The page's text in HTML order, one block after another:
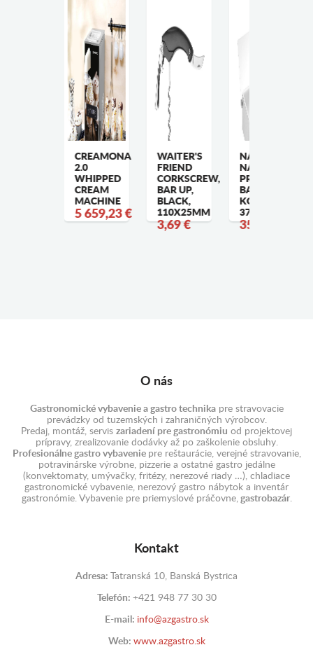
CREAMONA
2.0
WHIPPED
CREAM
MACHINE
5 659,23 €
WAITER'S
FRIEND
CORKSCREW,
BAR UP,
BLACK,
110X25MM
3,69 €
NÁDOBA
NA
PRÍSADY,
BARUP, 5
KONTENERY,
35,67 €
O nás
Gastronomické vybavenie a gastro technikapre stravovacie
prevádzky od tuzemských i zahraničných výrobcov.
Predaj, montáž, servis zariadení pre gastronómiu od projektovej
prípravy, zrealizovanie dodávky až po zaškolenie obsluhy.
Profesionálne gastro vybavenie pre reštaurácie, verejné stravovanie,
potravinárske výrobne, pizzerie a ostatné gastro jedálne
(konvektomaty, umývačky, fritézy, nerezové riady …), chladiace
gastronomické vybavenie, nerezový gastro nábytok a inventár
gastronómie. Vybavenie pre priemyslové práčovne,gastrobazár.
Kontakt
Adresa: Tatranská 10, Banská Bystrica
Telefón: +421 948 77 30 30
E-mail: info@azgastro.sk
Web: www.azgastro.sk